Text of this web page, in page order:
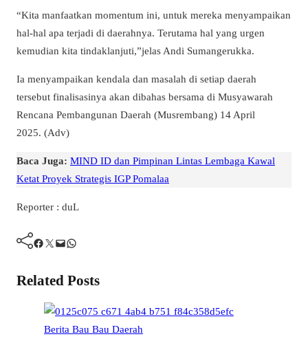
“Kita manfaatkan momentum ini, untuk mereka menyampaikan
hal-hal apa terjadi di daerahnya. Terutama hal yang urgen
kemudian kita tindaklanjuti,”jelas Andi Sumangerukka.
Ia menyampaikan kendala dan masalah di setiap daerah
tersebut finalisasinya akan dibahas bersama di Musyawarah
Rencana Pembangunan Daerah (Musrembang) 14 April
2025. (Adv)
Baca Juga: MIND ID dan Pimpinan Lintas Lembaga Kawal
Ketat Proyek Strategis IGP Pomalaa
Reporter : duL
Facebook Twitter Mail WhatsApp
Related Posts
Berita Bau Bau Daerah